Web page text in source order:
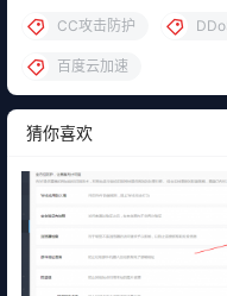
CC攻击防护
百度云加速
猜你喜欢